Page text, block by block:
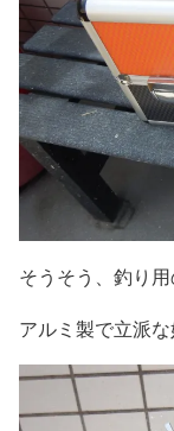
そうそう、釣り
アルミ製で立派な